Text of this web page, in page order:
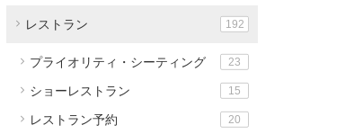
レストラン 192
プライオリティ・シーティング 23
ショーレストラン 15
レストラン予約 20